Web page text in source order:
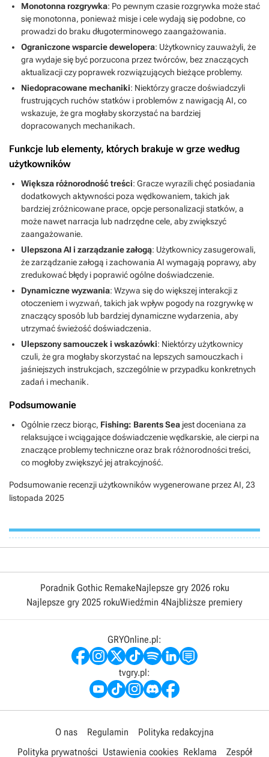
Monotonna rozgrywka: Po pewnym czasie rozgrywka może stać
się monotonna, ponieważ misje i cele wydają się podobne, co
prowadzi do braku długoterminowego zaangażowania.
Ograniczone wsparcie dewelopera: Użytkownicy zauważyli, że
gra wydaje się być porzucona przez twórców, bez znaczących
aktualizacji czy poprawek rozwiązujących bieżące problemy.
Niedopracowane mechaniki: Niektórzy gracze doświadczyli
frustrujących ruchów statków i problemów z nawigacją AI, co
wskazuje, że gra mogłaby skorzystać na bardziej
dopracowanych mechanikach.
Funkcje lub elementy, których brakuje w grze według
użytkowników
Większa różnorodność treści: Gracze wyrazili chęć posiadania
dodatkowych aktywności poza wędkowaniem, takich jak
bardziej zróżnicowane prace, opcje personalizacji statków, a
może nawet narracja lub nadrzędne cele, aby zwiększyć
zaangażowanie.
Ulepszona AI i zarządzanie załogą: Użytkownicy zasugerowali,
że zarządzanie załogą i zachowania AI wymagają poprawy, aby
zredukować błędy i poprawić ogólne doświadczenie.
Dynamiczne wyzwania: Wzywa się do większej interakcji z
otoczeniem i wyzwań, takich jak wpływ pogody na rozgrywkę w
znaczący sposób lub bardziej dynamiczne wydarzenia, aby
utrzymać świeżość doświadczenia.
Ulepszony samouczek i wskazówki: Niektórzy użytkownicy
czuli, że gra mogłaby skorzystać na lepszych samouczkach i
jaśniejszych instrukcjach, szczególnie w przypadku konkretnych
zadań i mechanik.
Podsumowanie
Ogólnie rzecz biorąc, Fishing: Barents Sea jest doceniana za
relaksujące i wciągające doświadczenie wędkarskie, ale cierpi na
znaczące problemy techniczne oraz brak różnorodności treści,
co mogłoby zwiększyć jej atrakcyjność.
Podsumowanie recenzji użytkowników wygenerowane przez AI, 23
listopada 2025
Poradnik Gothic RemakeNajlepsze gry 2026 roku
Najlepsze gry 2025 rokuWiedźmin 4Najbliższe premiery
GRYOnline.pl:
tvgry.pl:
O nas Regulamin
Polityka redakcyjna
Polityka prywatności Ustawienia cookies Reklama Zespół